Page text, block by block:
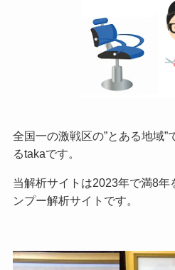
全国一の激戦区の”とある地域
るtakaです。
当解析サイトは2023年で満8年
ンプー解析サイトです。